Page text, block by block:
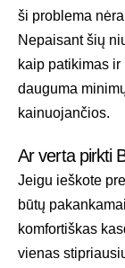
ši problema
Nepaisant šių
kaip patikimas
dauguma
kainuojančios.
Ar verta pirkti
Jeigu ieškote
būtų
komfortiškas
vienas